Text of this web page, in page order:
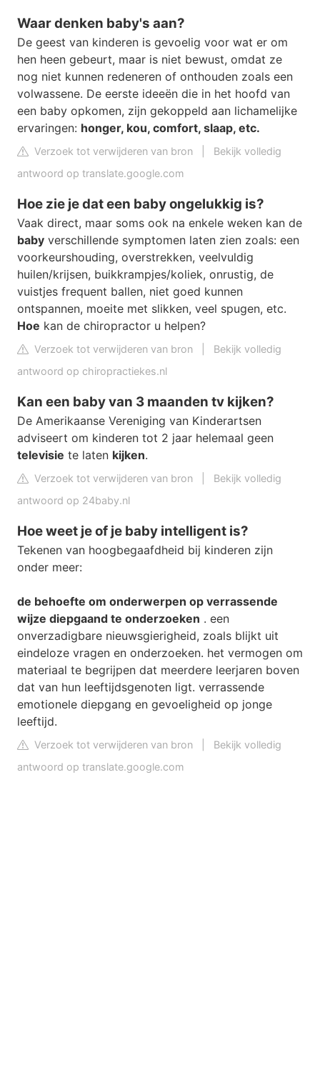
Waar denken baby's aan?
De geest van kinderen is gevoelig voor wat er om
hen heen gebeurt, maar is niet bewust, omdat ze
nog niet kunnen redeneren of onthouden zoals een
volwassene. De eerste ideeën die in het hoofd van
een baby opkomen, zijn gekoppeld aan lichamelijke
ervaringen: honger, kou, comfort, slaap, etc.
Verzoek tot verwijderen van bron
Bekijk volledig
antwoord op translate.google.com
Hoe zie je dat een baby ongelukkig is?
Vaak direct, maar soms ook na enkele weken kan de
baby verschillende symptomen laten zien zoals: een
voorkeurshouding, overstrekken, veelvuldig
huilen/krijsen, buikkrampjes/koliek, onrustig, de
vuistjes frequent ballen, niet goed kunnen
ontspannen, moeite met slikken, veel spugen, etc.
Hoe kan de chiropractor u helpen?
Verzoek tot verwijderen van bron
Bekijk volledig
antwoord op chiropractiekes.nl
Kan een baby van 3 maanden tv kijken?
De Amerikaanse Vereniging van Kinderartsen
adviseert om kinderen tot 2 jaar helemaal geen
televisie te laten kijken.
Verzoek tot verwijderen van bron
Bekijk volledig
antwoord op 24baby.nl
Hoe weet je of je baby intelligent is?
Tekenen van hoogbegaafdheid bij kinderen zijn
onder meer:
de behoefte om onderwerpen op verrassende
wijze diepgaand te onderzoeken . een
onverzadigbare nieuwsgierigheid, zoals blijkt uit
eindeloze vragen en onderzoeken. het vermogen om
materiaal te begrijpen dat meerdere leerjaren boven
dat van hun leeftijdsgenoten ligt. verrassende
emotionele diepgang en gevoeligheid op jonge
leeftijd.
Verzoek tot verwijderen van bron
Bekijk volledig
antwoord op translate.google.com